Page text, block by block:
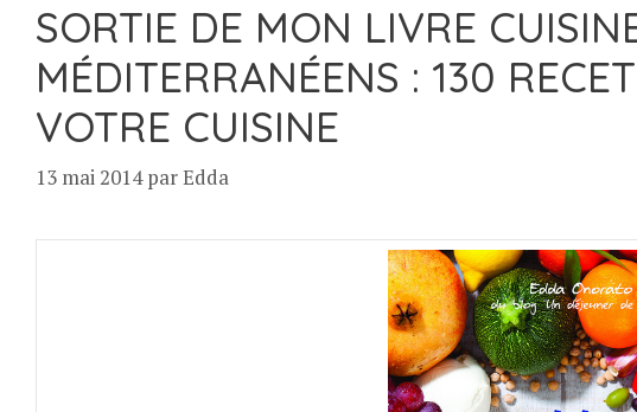
SORTIE DE MON LIVRE
MÉDITERRANÉENS : 130
VOTRE CUISINE
13 mai 2014 parEdda